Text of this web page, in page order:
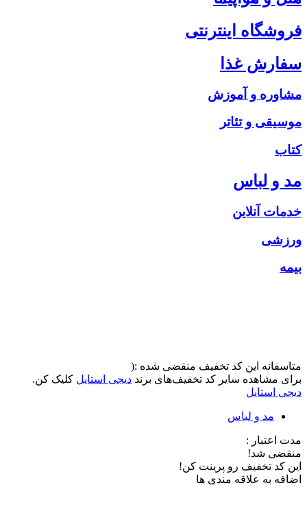
فروشگاه اینترنتی
سفارش غذا
مشاوره و آموزش
موسیقی و تئاتر
کتاب
مد و لباس
خدمات آنلاین
ورزشی
بیمه
متاسفانه این کد تخفیف منقضی شده :(
برای مشاهده سایر کد تخفیف‌های برند دیجی استایل کلیک کن.
دیجی استایل
مد و لباس
مدت اعتبار :
منقضی شد!
این کد تخفیف رو پرینت کن!
اضافه به علاقه مندی ها